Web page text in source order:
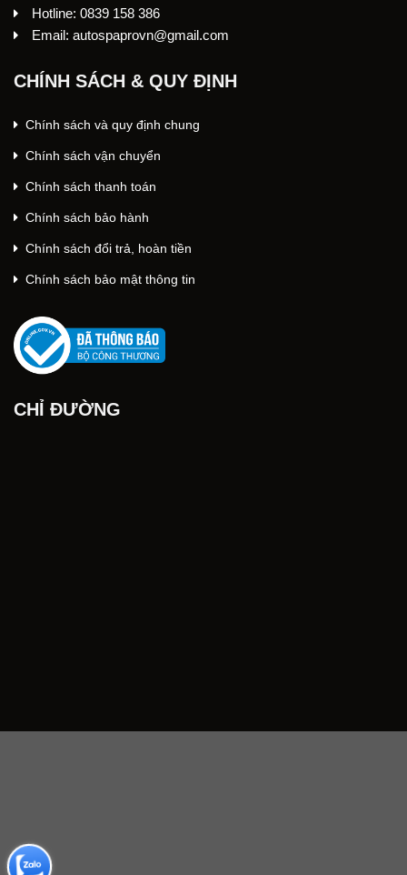
Hotline: 0839 158 386
Email: autospaprovn@gmail.com
CHÍNH SÁCH & QUY ĐỊNH
Chính sách và quy định chung
Chính sách vận chuyển
Chính sách thanh toán
Chính sách bảo hành
Chính sách đổi trả, hoàn tiền
Chính sách bảo mật thông tin
CHỈ ĐƯỜNG